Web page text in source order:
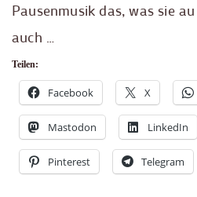
Pausenmusik das, was sie
auch …
Teilen:
Facebook X
Mastodon LinkedIn
Pinterest Telegram